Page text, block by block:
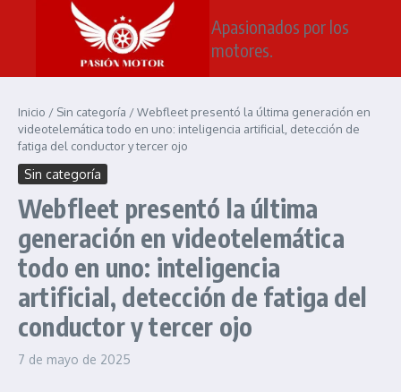
Saltar al contenido
Apasionados por los
motores.
Inicio / Sin categoría /Webfleet presentó la última generación en
videotelemática todo en uno: inteligencia artificial, detección de
fatiga del conductor y tercer ojo
Sin categoría
Webfleet presentó la última
generación en videotelemática
todo en uno: inteligencia
artificial, detección de fatiga del
conductor y tercer ojo
7 de mayo de 2025